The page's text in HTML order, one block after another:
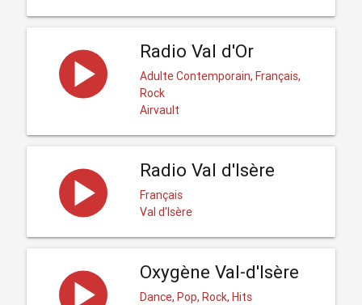
Radio Val d'Or
Adulte Contemporain, Français,
Rock
Airvault
Radio Val d'Isère
Français
Val d'Isère
Oxygène Val-d'Isère
Dance, Pop, Rock, Hits